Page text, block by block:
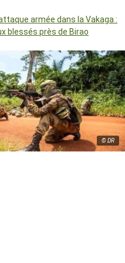
armée dans la Vakaga :
blessés près de Birao
© DR